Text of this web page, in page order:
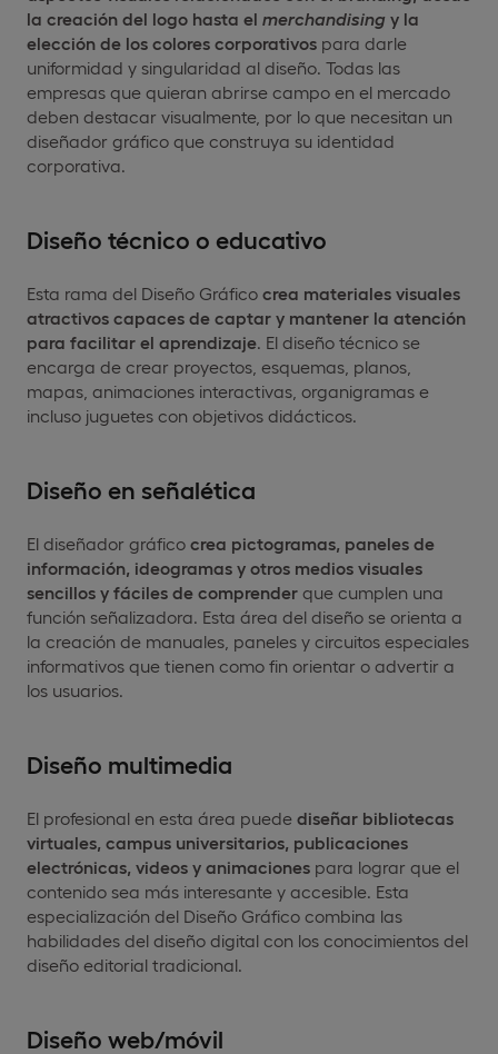
la creación del logo hasta el merchandising y la
elección de los colores corporativos para darle
uniformidad y singularidad al diseño. Todas las
empresas que quieran abrirse campo en el mercado
deben destacar visualmente, por lo que necesitan un
diseñador gráfico que construya su identidad
corporativa.
Diseño técnico o educativo
Esta rama del Diseño Gráfico crea materiales visuales
atractivos capaces de captar y mantener la atención
para facilitar el aprendizaje . El diseño técnico se
encarga de crear proyectos, esquemas, planos,
mapas, animaciones interactivas, organigramas e
incluso juguetes con objetivos didácticos.
Diseño en señalética
El diseñador gráfico crea pictogramas, paneles de
información, ideogramas y otros medios visuales
sencillos y fáciles de comprender que cumplen una
función señalizadora. Esta área del diseño se orienta a
la creación de manuales, paneles y circuitos especiales
informativos que tienen como fin orientar o advertir a
los usuarios.
Diseño multimedia
El profesional en esta área puede diseñar bibliotecas
virtuales, campus universitarios, publicaciones
electrónicas, videos y animaciones para lograr que el
contenido sea más interesante y accesible. Esta
especialización del Diseño Gráfico combina las
habilidades del diseño digital con los conocimientos del
diseño editorial tradicional.
Diseño web/móvil